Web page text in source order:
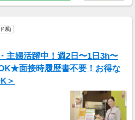
ター
めの案件です。
ーン実施中★
ター応募完了で、
！（1PT＝1円）
系)
主婦活躍中！週2日〜1日3h〜
面接時履歴書不要！お得な
＞